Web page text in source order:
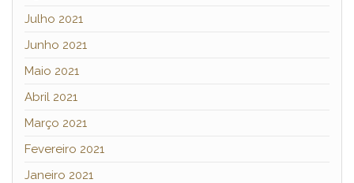
Julho 2021
Junho 2021
Maio 2021
Abril 2021
Março 2021
Fevereiro 2021
Janeiro 2021